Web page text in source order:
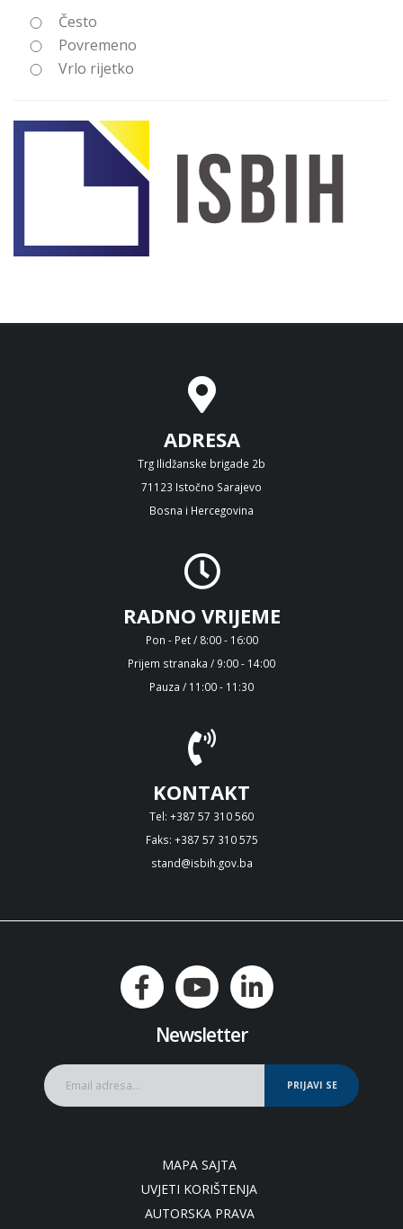
Često
Povremeno
Vrlo rijetko
ADRESA
Trg Ilidžanske brigade 2b
71123 Istočno Sarajevo
Bosna i Hercegovina
RADNO VRIJEME
Pon - Pet / 8:00 - 16:00
Prijem stranaka / 9:00 - 14:00
Pauza / 11:00 - 11:30
KONTAKT
Tel: +387 57 310 560
Faks: +387 57 310 575
stand@isbih.gov.ba
Newsletter
PRIJAVI SE
MAPA SAJTA
UVJETI KORIŠTENJA
AUTORSKA PRAVA